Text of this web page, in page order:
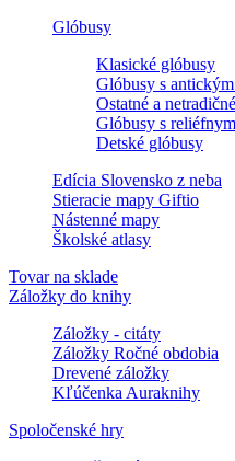
Glóbusy
Klasické glóbusy
Glóbusy s
Ostatné a
Glóbusy s
Detské glóbusy
Edícia Slovensko z neba
Stieracie mapy Giftio
Nástenné mapy
Školské atlasy
Tovar na sklade
Záložky do knihy
Záložky - citáty
Záložky Ročné obdobia
Drevené záložky
Kľúčenka Auraknihy
Spoločenské hry